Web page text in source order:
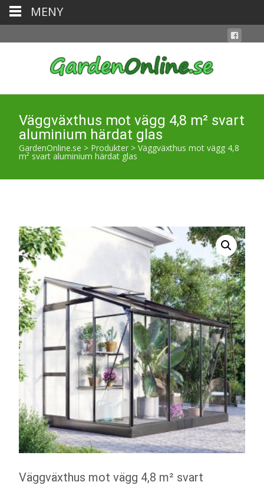
Väggväxthus mot vägg 4,8 m² svart
aluminium härdat glas
GardenOnline.se > Produkter > Väggväxthus mot vägg 4,8
m² svart aluminium härdat glas
Väggväxthus mot vägg 4,8 m² svart
MENY